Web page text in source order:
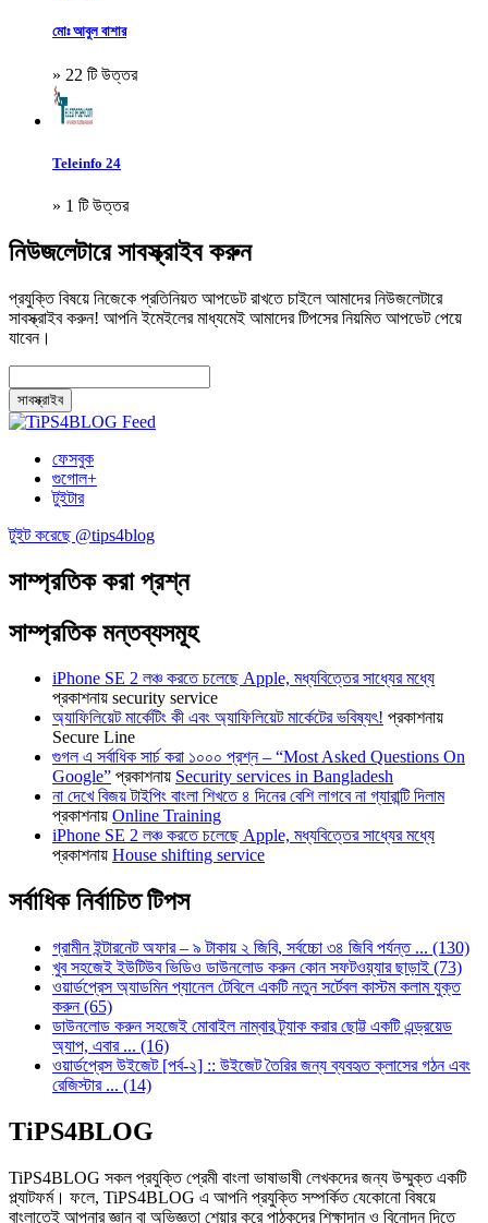
মোঃ আবুল বাশার
» 22 টি উত্তর
Teleinfo 24
» 1 টি উত্তর
নিউজলেটারে সাবস্ক্রাইব করুন
প্রযুক্তি বিষয়ে নিজেকে প্রতিনিয়ত আপডেট রাখতে চাইলে আমাদের নিউজলেটারে
সাবস্ক্রাইব করুন! আপনি ইমেইলের মাধ্যমেই আমাদের টিপসের নিয়মিত আপডেট পেয়ে
যাবেন।
ফেসবুক
গুগোল+
টুইটার
টুইট করেছে @tips4blog
সাম্প্রতিক করা প্রশ্ন
সাম্প্রতিক মন্তব্যসমূহ
iPhone SE 2 লঞ্চ করতে চলেছে Apple, মধ্যবিত্তের সাধ্যের মধ্যে
প্রকাশনায় security service
অ্যাফিলিয়েট মার্কেটিং কী এবং অ্যাফিলিয়েট মার্কেটের ভবিষ্যৎ! প্রকাশনায়
Secure Line
গুগল এ সর্বাধিক সার্চ করা ১০০০ প্রশ্ন – “Most Asked Questions On
Google” প্রকাশনায় Security services in Bangladesh
না দেখে বিজয় টাইপিং বাংলা শিখতে ৪ দিনের বেশি লাগবে না গ্যারান্টি দিলাম
প্রকাশনায় Online Training
iPhone SE 2 লঞ্চ করতে চলেছে Apple, মধ্যবিত্তের সাধ্যের মধ্যে
প্রকাশনায় House shifting service
সর্বাধিক নির্বাচিত টিপস
গ্রামীন ইন্টারনেট অফার – ৯ টাকায় ২ জিবি, সর্বচ্চো ৩৪ জিবি পর্যন্ত ... (130)
খুব সহজেই ইউটিউব ভিডিও ডাউনলোড করুন কোন সফটওয়্যার ছাড়াই (73)
ওয়ার্ডপ্রেস অ্যাডমিন প্যানেল টেবিলে একটি নতুন সর্টেবল কাস্টম কলাম যুক্ত
করুন (65)
ডাউনলোড করুন সহজেই মোবাইল নাম্বার ট্র্যাক করার ছোট্ট একটি এন্ড্রয়েড
অ্যাপ, এবার ... (16)
ওয়ার্ডপ্রেস উইজেট [পর্ব-২] :: উইজেট তৈরির জন্য ব্যবহৃত ক্লাসের গঠন এবং
রেজিস্টার ... (14)
TiPS4BLOG
TiPS4BLOG সকল প্রযুক্তি প্রেমী বাংলা ভাষাভাষী লেখকদের জন্য উম্মুক্ত একটি
প্ল্যাটফর্ম। ফলে, TiPS4BLOG এ আপনি প্রযুক্তি সম্পর্কিত যেকোনো বিষয়ে
বাংলাতেই আপনার জ্ঞান বা অভিজ্ঞতা শেয়ার করে পাঠকদের শিক্ষাদান ও বিনোদন দিতে